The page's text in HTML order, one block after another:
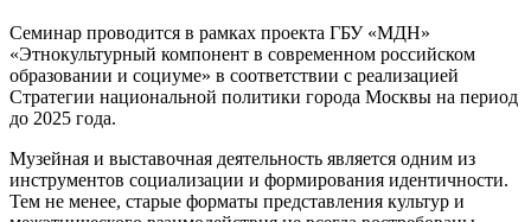
Семинар проводится в рамках проекта ГБУ «МДН»
«Этнокультурный компонент в современном российском
образовании и социуме» в соответствии с реализацией
Стратегии национальной политики города Москвы на период
до 2025 года.
Музейная и выставочная деятельность является одним из
инструментов социализации и формирования идентичности.
Тем не менее, старые форматы представления культур и